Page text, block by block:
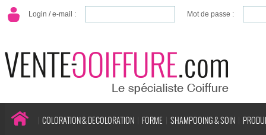
Login / e-mail : Mot de passe :
COLORATION & DECOLORATION FORME SHAMPOOING & SOIN